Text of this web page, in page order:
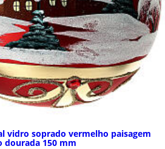
vidro soprado vermelho paisagem
dourada 150 mm